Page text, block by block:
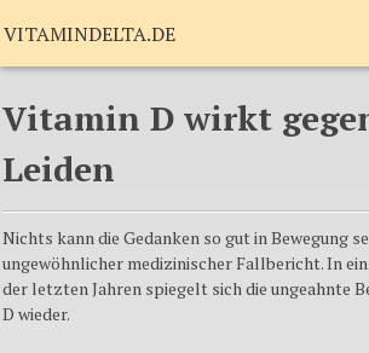
Vitamin D wirkt
Leiden
Nichts kann die Gedanken so gut in Bewegung
ungewöhnlicher medizinischer Fallbericht. In
der letzten Jahren spiegelt sich die ungeahnte
D wieder.
VITAMINDELTA.DE